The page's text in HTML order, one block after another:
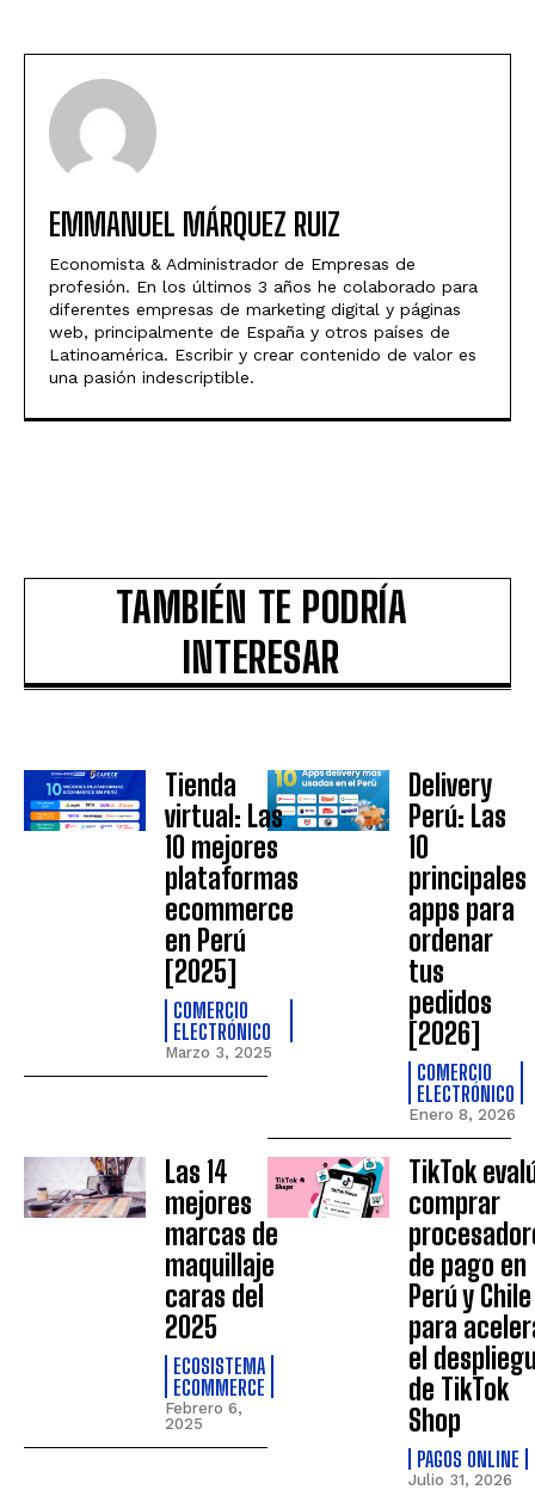
EMMANUEL MÁRQUEZ RUIZ
Economista & Administrador de Empresas de
profesión. En los últimos 3 años he colaborado para
diferentes empresas de marketing digital y páginas
web, principalmente de España y otros países de
Latinoamérica. Escribir y crear contenido de valor es
una pasión indescriptible.
TAMBIÉN TE PODRÍA
INTERESAR
Tienda
virtual: Las
10 mejores
plataformas
ecommerce
en Perú
[2025]
COMERCIO
ELECTRÓNICO
Marzo 3, 2025
Delivery
Perú: Las
10
principales
apps para
ordenar
tus
pedidos
[2026]
COMERCIO
ELECTRÓNICO
Enero 8, 2026
Las 14
mejores
marcas de
maquillaje
caras del
2025
ECOSISTEMA
ECOMMERCE
Febrero 6,
2025
TikTok
comprar
de pago en
Perú y Chile
para
el
de TikTok
Shop
PAGOS ONLINE
Julio 31, 2026